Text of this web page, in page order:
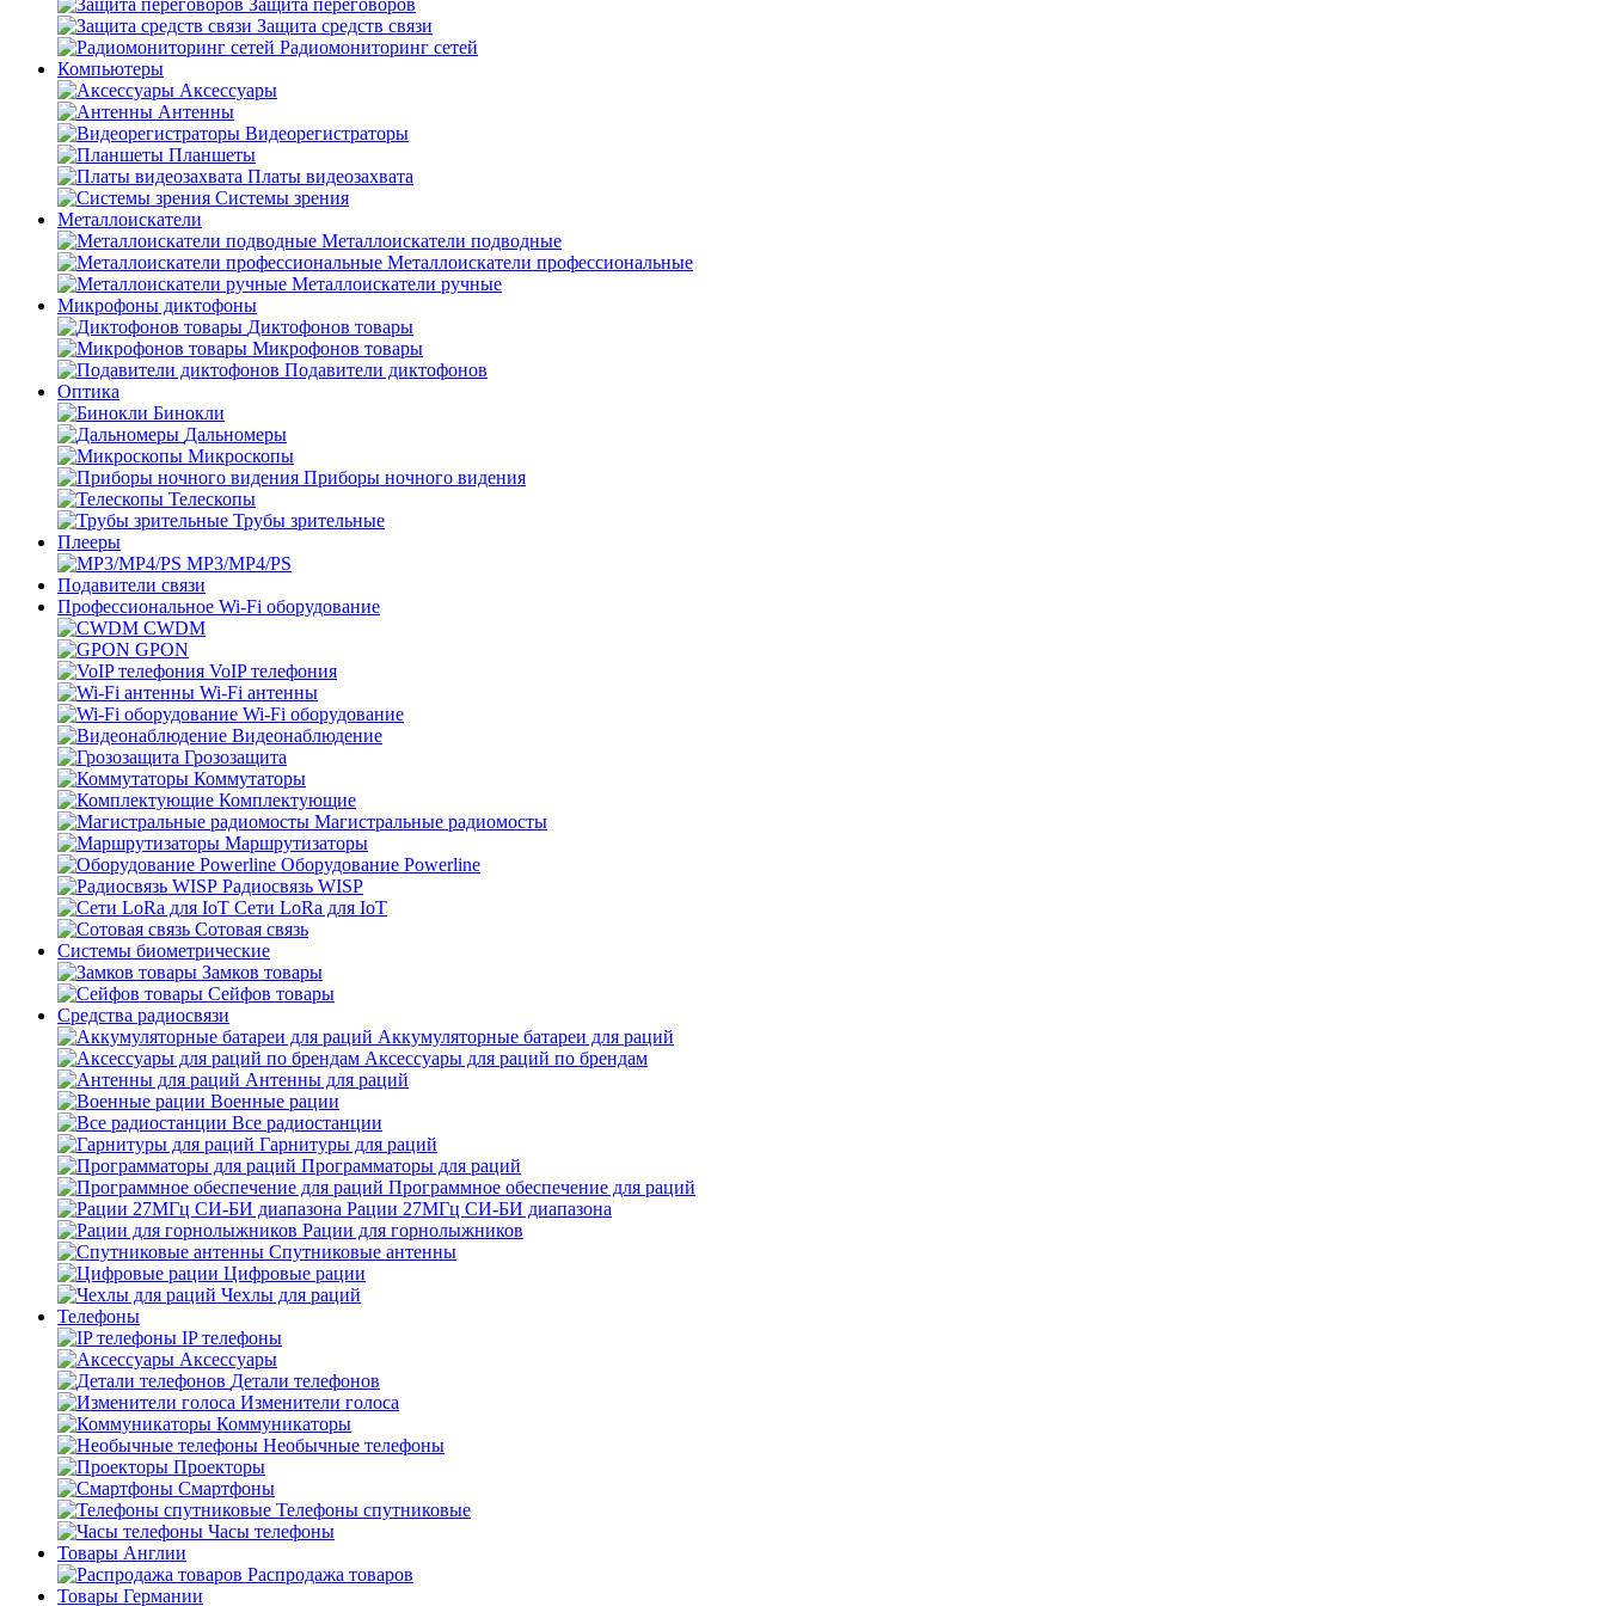
Защита переговоров
Защита средств связи
Радиомониторинг сетей
Компьютеры
Аксессуары
Антенны
Видеорегистраторы
Планшеты
Платы видеозахвата
Системы зрения
Металлоискатели
Металлоискатели подводные
Металлоискатели профессиональные
Металлоискатели ручные
Микрофоны диктофоны
Диктофонов товары
Микрофонов товары
Подавители диктофонов
Оптика
Бинокли
Дальномеры
Микроскопы
Приборы ночного видения
Телескопы
Трубы зрительные
Плееры
MP3/MP4/PS
Подавители связи
Профессиональное Wi-Fi оборудование
CWDM
GPON
VoIP телефония
Wi-Fi антенны
Wi-Fi оборудование
Видеонаблюдение
Грозозащита
Коммутаторы
Комплектующие
Магистральные радиомосты
Маршрутизаторы
Оборудование Powerline
Радиосвязь WISP
Сети LoRa для IoT
Сотовая связь
Системы биометрические
Замков товары
Сейфов товары
Средства радиосвязи
Аккумуляторные батареи для раций
Аксессуары для раций по брендам
Антенны для раций
Военные рации
Все радиостанции
Гарнитуры для раций
Программаторы для раций
Программное обеспечение для раций
Рации 27МГц СИ-БИ диапазона
Рации для горнолыжников
Спутниковые антенны
Цифровые рации
Чехлы для раций
Телефоны
IP телефоны
Аксессуары
Детали телефонов
Изменители голоса
Коммуникаторы
Необычные телефоны
Проекторы
Смартфоны
Телефоны спутниковые
Часы телефоны
Товары Англии
Распродажа товаров
Товары Германии